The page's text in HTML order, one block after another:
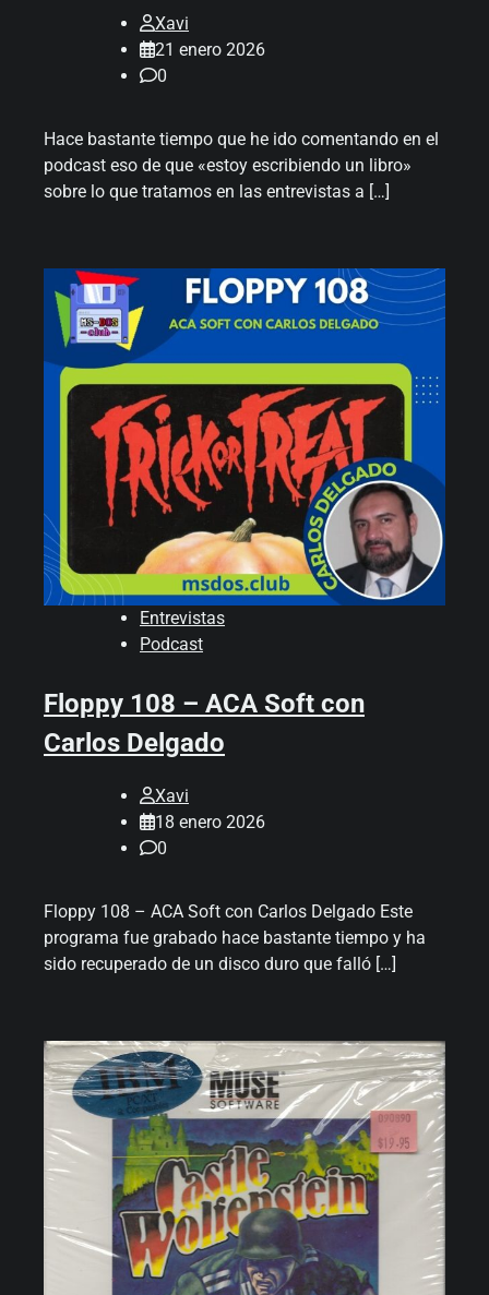
Xavi
21 enero 2026
0
Hace bastante tiempo que he ido comentando en el
podcast eso de que «estoy escribiendo un libro»
sobre lo que tratamos en las entrevistas a […]
Entrevistas
Podcast
Floppy 108 – ACA Soft con
Carlos Delgado
Xavi
18 enero 2026
0
Floppy 108 – ACA Soft con Carlos Delgado Este
programa fue grabado hace bastante tiempo y ha
sido recuperado de un disco duro que falló […]